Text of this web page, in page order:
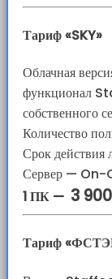
Тариф «SKY»
Облачная
функционал
собственного
Количество
Срок действия
Сервер —
1 ПК — 3
Тариф